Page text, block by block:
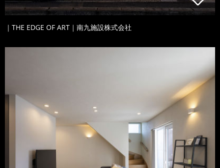
｜THE EDGE OF ART｜南九施設株式会社